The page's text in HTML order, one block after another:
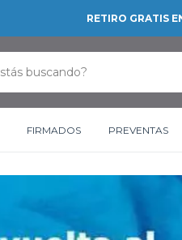
RETIRO GRATIS
FIRMADOS PREVENTAS